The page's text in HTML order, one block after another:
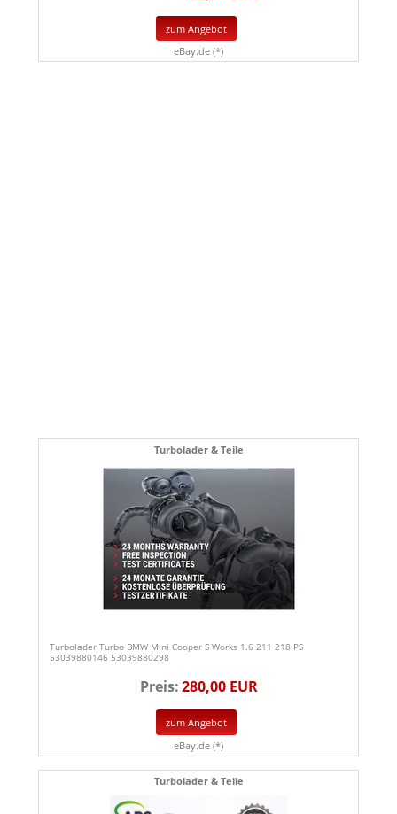
zum Angebot
eBay.de (*)
Turbolader & Teile
Turbolader Turbo BMW Mini Cooper S Works 1.6 211 218 PS
53039880146 53039880298
Preis:280,00 EUR
zum Angebot
eBay.de (*)
Turbolader & Teile